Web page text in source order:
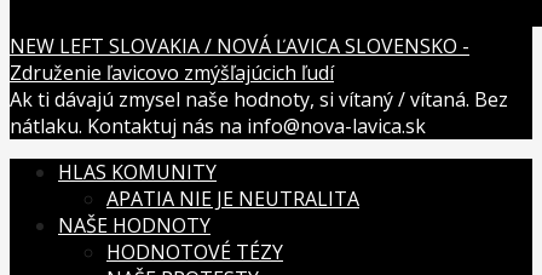
NEW LEFT SLOVAKIA / NOVÁ ĽAVICA SLOVENSKO -
Združenie ľavicovo zmýšľajúcich ľudí
Ak ti dávajú zmysel naše hodnoty, si vítaný / vítaná. Bez
nátlaku. Kontaktuj nás na info@nova-lavica.sk
HLAS KOMUNITY
APATIA NIE JE NEUTRALITA
NAŠE HODNOTY
HODNOTOVÉ TÉZY